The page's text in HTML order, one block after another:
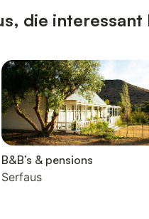
die interessant
B&B’s & pensions
Serfaus